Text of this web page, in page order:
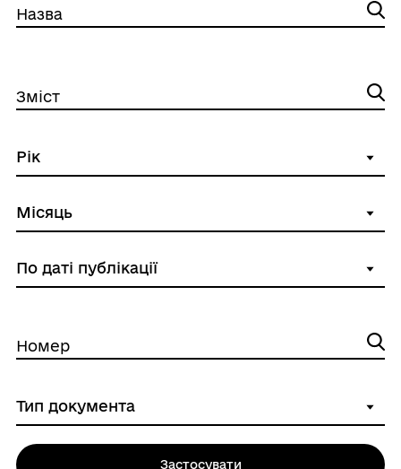
Назва
Зміст
Номер
Застосувати